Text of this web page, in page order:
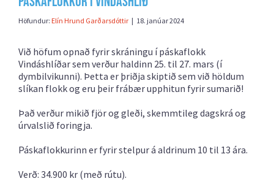
Höfundur: Elín Hrund Garðarsdóttir | 18. janúar 2024
Við höfum opnað fyrir skráningu í páskaflokk
Vindáshlíðar sem verður haldinn 25. til 27. mars (í
dymbilvikunni). Þetta er þriðja skiptið sem við höldum
slíkan flokk og eru þeir frábær upphitun fyrir sumarið!
Það verður mikið fjör og gleði, skemmtileg dagskrá og
úrvalslið foringja.
Páskaflokkurinn er fyrir stelpur á aldrinum 10 til 13 ára.
Verð: 34.900 kr (með rútu).